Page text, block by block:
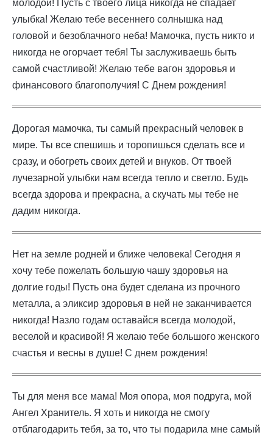
молодой! Пусть с твоего лица никогда не спадает
улыбка! Желаю тебе весеннего солнышка над
головой и безоблачного неба! Мамочка, пусть никто и
никогда не огорчает тебя! Ты заслуживаешь быть
самой счастливой! Желаю тебе вагон здоровья и
финансового благополучия! С Днем рождения!
Дорогая мамочка, ты самый прекрасный человек в
мире. Ты все спешишь и торопишься сделать все и
сразу, и обогреть своих детей и внуков. От твоей
лучезарной улыбки нам всегда тепло и светло. Будь
всегда здорова и прекрасна, а скучать мы тебе не
дадим никогда.
Нет на земле родней и ближе человека! Сегодня я
хочу тебе пожелать большую чашу здоровья на
долгие годы! Пусть она будет сделана из прочного
металла, а эликсир здоровья в ней не заканчивается
никогда! Назло годам оставайся всегда молодой,
веселой и красивой! Я желаю тебе большого женского
счастья и весны в душе! С днем рождения!
Ты для меня все мама! Моя опора, моя подруга, мой
Ангел Хранитель. Я хоть и никогда не смогу
отблагодарить тебя, за то, что ты подарила мне самый